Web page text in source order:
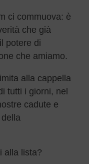
ci commuova: è
che già
potere di
che amiamo.
alla cappella
tutti i giorni, nel
cadute e
alla lista?